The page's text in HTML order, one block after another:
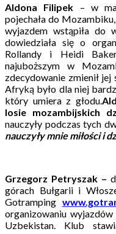
Aldona Filipek – w
pojechała do
wyjazdem wstąpiła do
dowiedziała się o
Rollandy i Heidi
najuboższym w
zdecydowanie zmienił
Afryką było dla niej
który umiera z głodu.
losie mozambijskich
nauczyły podczas tych
nauczyły mnie miłości i
Grzegorz Petryszak –
górach Bułgarii i
Gotramping
organizowaniu
Uzbekistan. Klub